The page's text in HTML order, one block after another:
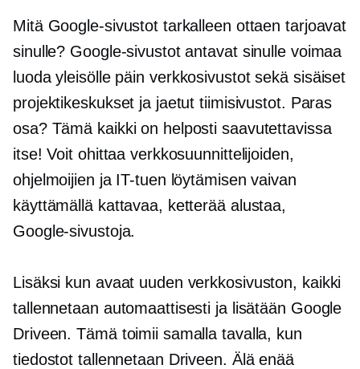
Mitä Google-sivustot tarkalleen ottaen tarjoavat
sinulle? Google-sivustot antavat sinulle voimaa
luodayleisölle päin verkkosivustot sekä sisäiset
projektikeskukset ja jaetut tiimisivustot. Paras
osa? Tämä kaikki on helposti saavutettavissa
itse! Voit ohittaa verkkosuunnittelijoiden,
ohjelmoijien ja IT-tuen löytämisen vaivan
käyttämällä kattavaa, ketterää alustaa,
Google-sivustoja.
Lisäksi kun avaat uuden verkkosivuston, kaikki
tallennetaan automaattisesti ja lisätään Google
Driveen. Tämä toimii samalla tavalla, kun
tiedostot tallennetaan Driveen. Älä enää